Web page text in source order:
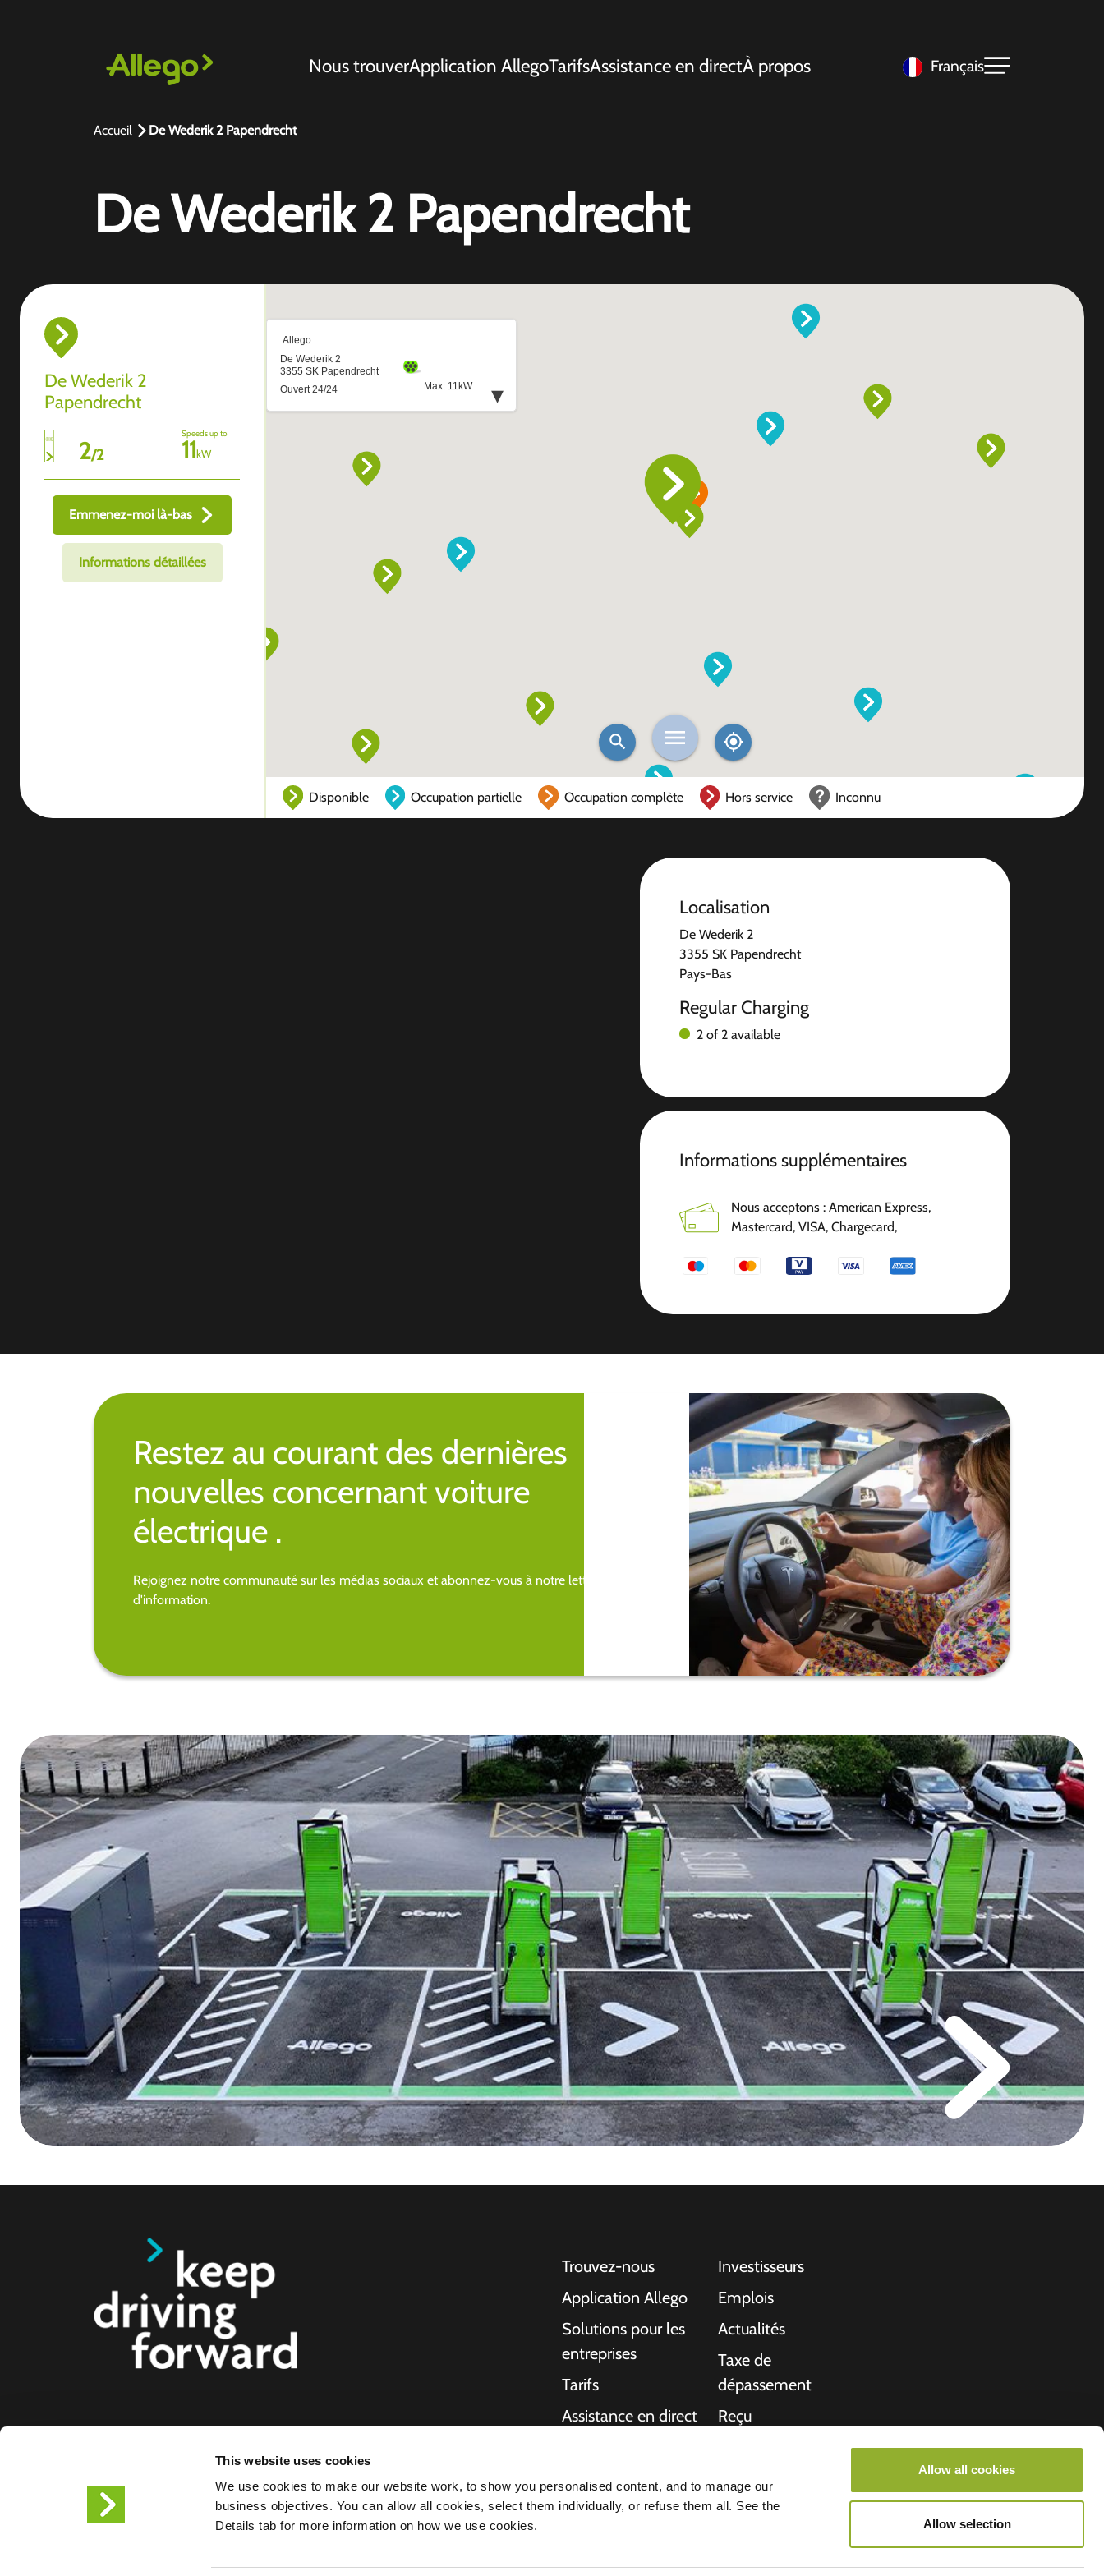
This website uses cookies
We use cookies to make our website work, to show you personalised content, and to manage our
business objectives. You can allow all cookies, select them individually, or refuse them all. See the
Details tab for more information on how we use cookies.
Allow all cookies
Allow selection
Nous trouverApplication AllegoTarifsAssistance en directÀ propos Français
Accueil De Wederik 2 Papendrecht
De Wederik 2 Papendrecht
De Wederik 2
Papendrecht
2/2
Speeds up to
11kW
Emmenez-moi là-bas
Informations détaillées
Disponible Occupation partielle Occupation complète Hors service Inconnu
Localisation
De Wederik 2
3355 SK Papendrecht
Pays-Bas
Regular Charging
2 of 2 available
Informations supplémentaires
Nous acceptons : American Express,
Mastercard, VISA, Chargecard,
Restez au courant des dernières
nouvelles concernant voiture
électrique .
Rejoignez notre communauté sur les médias sociaux et abonnez-vous à notre lettre
d'information.
Nous proposons des solutions de recharge intelligentes pour les
aux entreprises et aux villes. Nos solutions de recharge de bout en
bout permettent aux entreprises et aux villes de fournir plus
facilement l'infrastructure dont les conducteurs de voiture électrique
ont besoin, tandis que l'évolutivité de nos produits fait de nous le
Trouvez-nous
Application Allego
Solutions pour les
entreprises
Tarifs
Assistance en direct
Fournisseurs
Investisseurs
Emplois
Actualités
Taxe de
dépassement
Reçu